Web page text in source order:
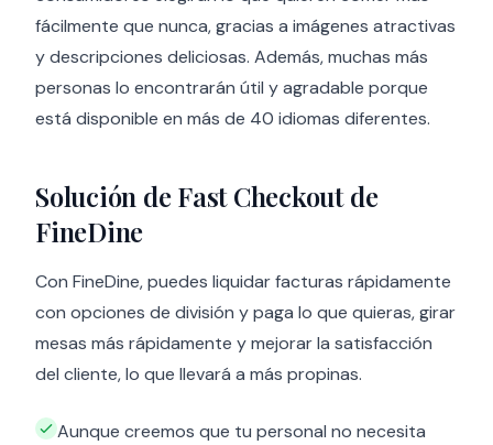
fácilmente que nunca, gracias a imágenes atractivas
y descripciones deliciosas. Además, muchas más
personas lo encontrarán útil y agradable porque
está disponible en más de 40 idiomas diferentes.
Solución de Fast Checkout de
FineDine
Con FineDine, puedes liquidar facturas rápidamente
con opciones de división y paga lo que quieras, girar
mesas más rápidamente y mejorar la satisfacción
del cliente, lo que llevará a más propinas.
Aunque creemos que tu personal no necesita